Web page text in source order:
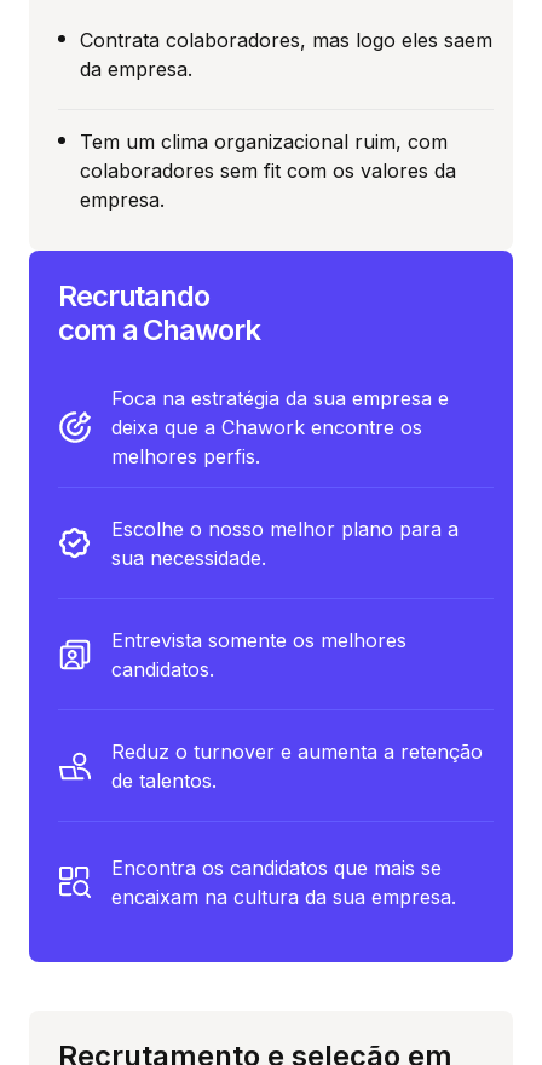
Contrata colaboradores, mas logo eles saem
da empresa.
Tem um clima organizacional ruim, com
colaboradores sem fit com os valores da
empresa.
Recrutando
com a Chawork
Foca na estratégia da sua empresa e
deixa que a Chawork encontre os
melhores perfis.
Escolhe o nosso melhor plano para a
sua necessidade.
Entrevista somente os melhores
candidatos.
Reduz o turnover e aumenta a retenção
de talentos.
Encontra os candidatos que mais se
encaixam na cultura da sua empresa.
Recrutamento e seleção em